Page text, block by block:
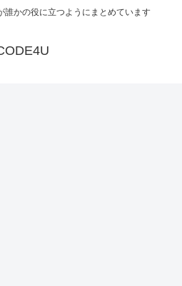
誰かの役に立つようにまとめています